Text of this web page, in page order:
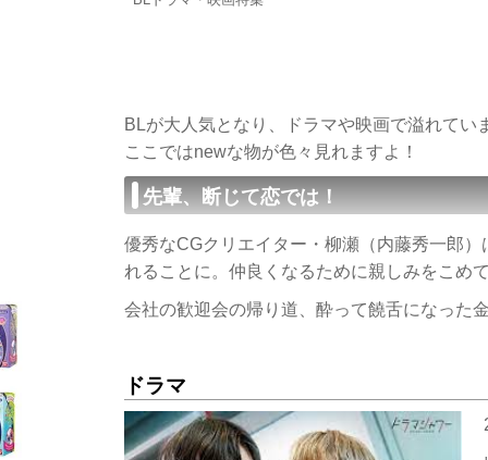
BLが大人気となり、ドラマや映画で溢れてい
ここではnewな物が色々見れますよ！
先輩、断じて恋では！
優秀なCGクリエイター・柳瀬（内藤秀一郎
れることに。仲良くなるために親しみをこめ
会社の歓迎会の帰り道、酔って饒舌になった
ドラマ